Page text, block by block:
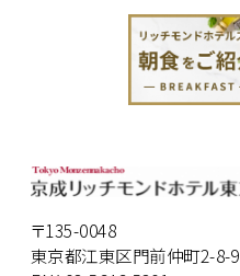
〒135-0048
東京都江東区門前仲町2-8-9